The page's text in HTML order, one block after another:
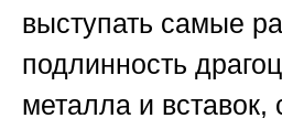
выступать самые
подлинность
металла и вставок,